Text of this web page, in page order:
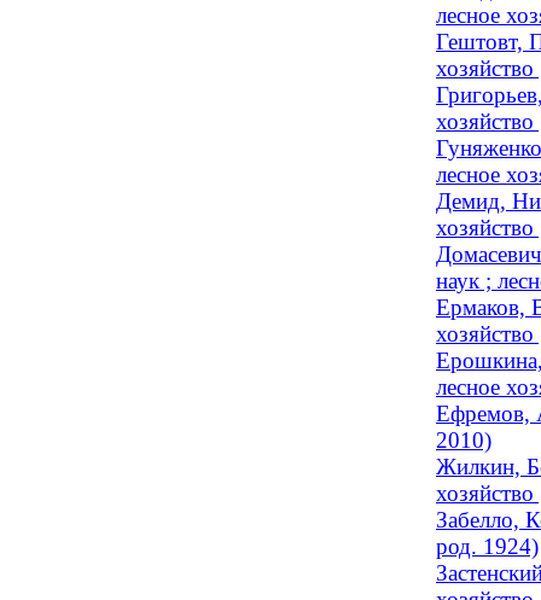
лесное
Гештовт,
лесное
Демид,
наук ;
Ермаков,
Ерошкина,
лесное
Ефремов,
2010)
Жилкин,
Забелло,
род. 1924)